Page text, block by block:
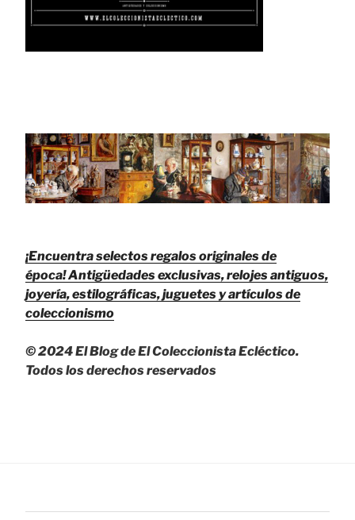
¡Encuentra selectos regalos originales de
época!Antigüedades exclusivas, relojes antiguos,
joyería, estilográficas, juguetes y artículos de
coleccionismo
© 2024 El Blog de El Coleccionista Ecléctico.
Todos los derechos reservados